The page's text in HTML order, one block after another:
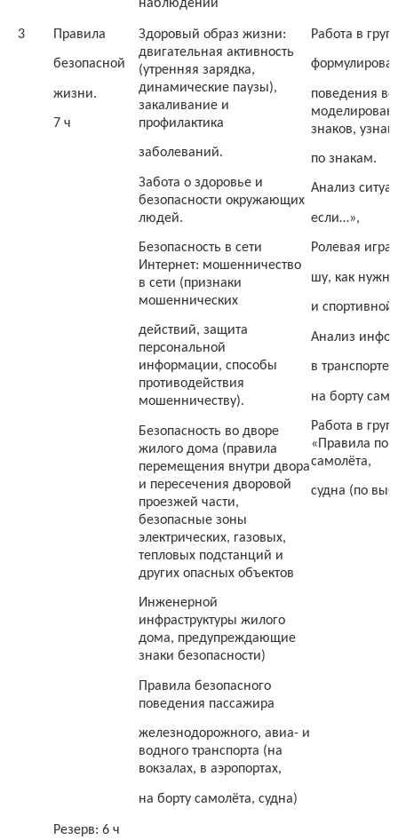
наблюдений
3 Правила
безопасной
жизни.
7 ч
Здоровый образ жизни:
двигательная активность
(утренняя зарядка,
динамические паузы),
закаливание и
профилактика
заболеваний.
Забота о здоровье и
безопасности окружающих
людей.
Безопасность в сети
Интернет: мошенничество
в сети (признаки
мошеннических
действий, защита
персональной
информации, способы
противодействия
мошенничеству).
Безопасность во дворе
жилого дома (правила
перемещения внутри двора
и пересечения дворовой
проезжей части,
безопасные зоны
электрических, газовых,
тепловых подстанций и
других опасных объектов
Инженерной
инфраструктуры жилого
дома, предупреждающие
знаки безопасности)
Правила безопасного
поведения пассажира
железнодорожного, авиа- и
водного транспорта (на
вокзалах, в аэропортах,
на борту самолёта, судна)
Работа в
поведения
знаков,
по знакам.
Анализ
если…»,
Ролевая
шу, как
и
Анализ
в транспорте
на борту
Работа в
«Правила
самолёта,
судна (по
Резерв: 6 ч